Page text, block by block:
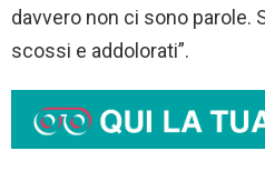
davvero non ci sono parole.
scossi e addolorati”.